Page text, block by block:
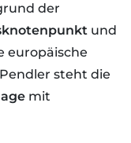
der
und
europäische
steht die
mit